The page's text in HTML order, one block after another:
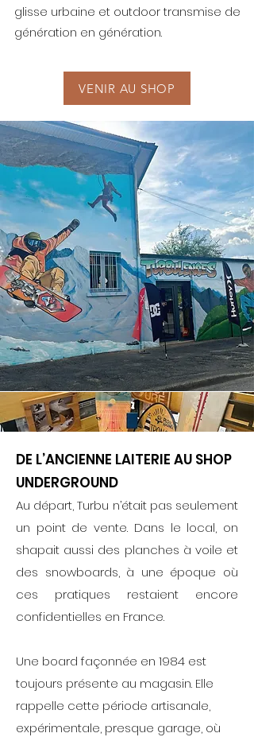
glisse urbaine et outdoor transmise de
génération en génération.
VENIR AU SHOP
DE L’ANCIENNE LAITERIE AU SHOP
UNDERGROUND
Au départ, Turbu n’était pas seulement
un point de vente. Dans le local, on
shapait aussi des planches à voile et
des snowboards, à une époque où
ces pratiques restaient encore
confidentielles en France.
Une board façonnée en 1984 est
toujours présente au magasin. Elle
rappelle cette période artisanale,
expérimentale, presque garage, où